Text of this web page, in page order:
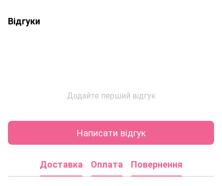
Відгуки
Додайте перший відгук
Написати відгук
Доставка Оплата Повернення